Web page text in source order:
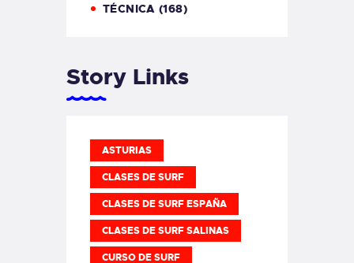
TÉCNICA (168)
Story Links
ASTURIAS
CLASES DE SURF
CLASES DE SURF ESPAÑA
CLASES DE SURF SALINAS
CURSO DE SURF